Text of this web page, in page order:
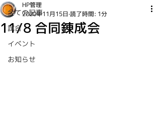
全ての記事
試合
イベント
お知らせ
11/8 合同錬成会
HP管理
2020年11月15日 読了時間: 1分